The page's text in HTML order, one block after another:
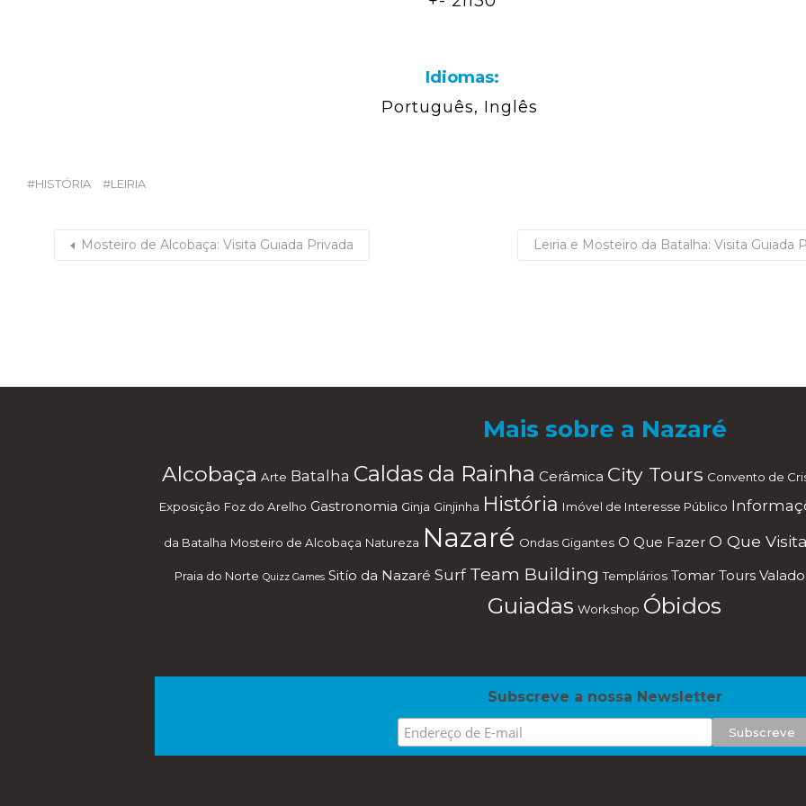
Idiomas:
Português, Inglês
HISTÓRIA LEIRIA
Mosteiro de Alcobaça: Visita Guiada Privada Leiria e Mosteiro da Batalha: Visita Guiada
Mais sobre a Nazaré
Alcobaça Arte Batalha Caldas da Rainha Cerâmica City Tours Convento de
Exposição Foz do Arelho Gastronomia Ginja Ginjinha História Imóvel de Interesse Público
da Batalha Mosteiro de Alcobaça Natureza Nazaré Ondas Gigantes O Que Fazer O Que
Praia do Norte Quizz Games Sitío da Nazaré Surf Team Building Templários Tomar Tours
Guiadas Workshop Óbidos
Subscreve a nossa Newsletter